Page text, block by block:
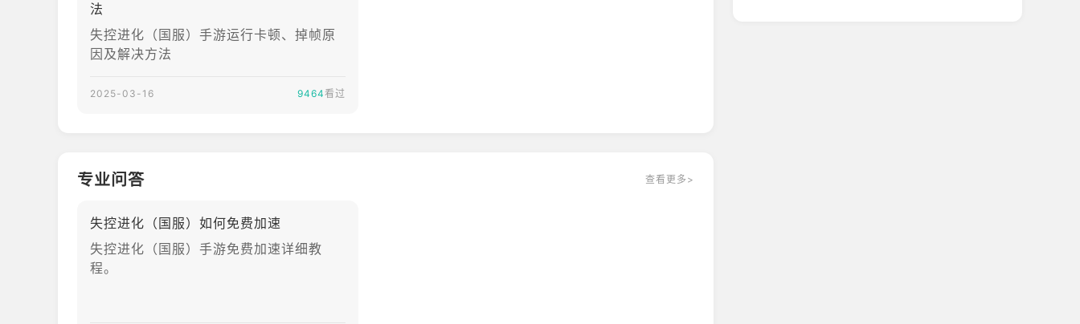
法
失控进化（国服）手游运行卡顿、掉帧原
因及解决方法
2025-03-16 9464看过
专业问答 查看更多>
失控进化（国服）如何免费加速
失控进化（国服）手游免费加速详细教
程。